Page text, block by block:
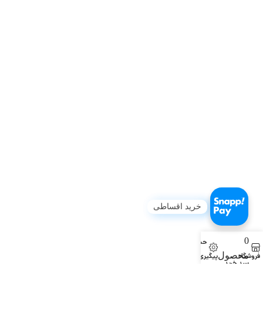
خرید اقساطی
فروشگاه
0
محصول
سبد خرید
پیگیری سفارش
حساب کاربری من